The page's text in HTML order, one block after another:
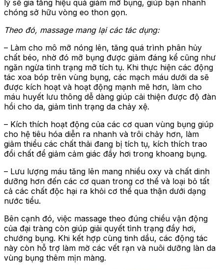
lý sẽ gia tăng hiệu quả giảm mỡ bụng, giúp bạn nhanh
chóng sở hữu vòng eo thon gọn.
Theo đó, massage mang lại các tác dụng:
– Làm cho mô mỡ nóng lên, tăng quá trình phân hủy
chất béo, nhờ đó mỡ bụng được giảm đáng kể cũng như
ngăn ngừa tình trạng mỡ tích tụ. Khi thực hiện các động
tác xoa bóp trên vùng bụng, các mạch máu dưới da sẽ
được kích hoạt và hoạt động mạnh mẽ hơn, làm cho
máu huyết lưu thông dễ dàng giúp cải thiện được độ đàn
hồi cho da, giảm tình trạng da chảy xệ.
– Kích thích hoạt động của các cơ quan vùng bụng giúp
cho hệ tiêu hóa diễn ra nhanh và trôi chảy hơn, làm
giảm thiểu các chất thải đang bị tích tụ, kích thích trao
đổi chất để giảm cảm giác đầy hơi trong khoang bụng.
– Lưu lượng máu tăng lên mang nhiều oxy và chất dinh
dưỡng hơn đến các cơ quan trong cơ thể và loại bỏ tất
cả các chất độc hại ra khỏi cơ thể qua thận dưới dạng
nước tiểu.
Bên cạnh đó, việc massage theo đúng chiều vận động
của đại tràng còn giúp giải quyết tình trạng đầy hơi,
chướng bụng. Khi kết hợp cùng tinh dầu, các động tác
này còn hỗ trợ làm mờ các vết rạn và nuôi dưỡng làn da
vùng bụng thêm mịn màng.